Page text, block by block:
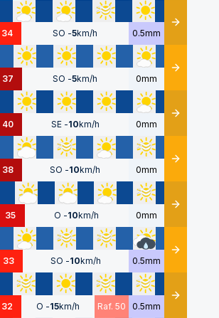
34 SO -5km/h 0.5mm Détails
37 SO -5km/h 0mm Détails
40 SE -10km/h 0mm Détails
38 SO -10km/h 0mm Détails
35 O -10km/h 0mm Détails
33 SO -10km/h 0.5mm Détails
32 O -15km/h Raf. 50 0.5mm Détails